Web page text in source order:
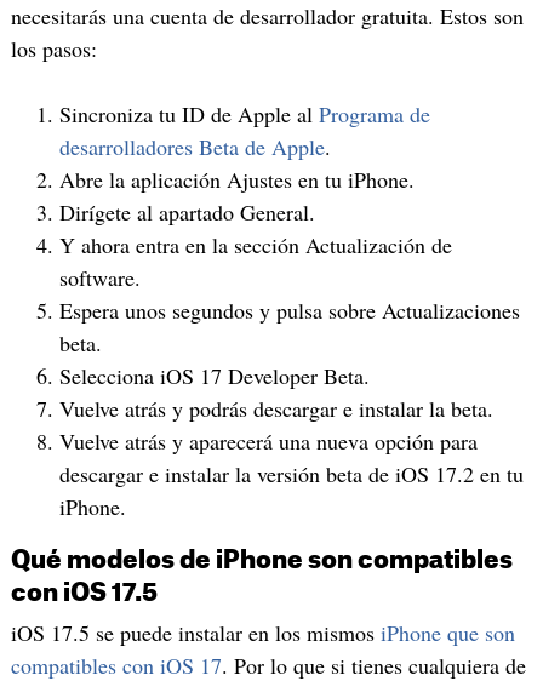
necesitarás una cuenta de desarrollador gratuita. Estos son
los pasos:
Sincroniza tu ID de Apple al Programa de
desarrolladores Beta de Apple.
Abre la aplicación Ajustes en tu iPhone.
Dirígete al apartado General.
Y ahora entra en la sección Actualización de
software.
Espera unos segundos y pulsa sobre Actualizaciones
beta.
Selecciona iOS 17 Developer Beta.
Vuelve atrás y podrás descargar e instalar la beta.
Vuelve atrás y aparecerá una nueva opción para
descargar e instalar la versión beta de iOS 17.2 en tu
iPhone.
Qué modelos de iPhone son compatibles
con iOS 17.5
iOS 17.5 se puede instalar en los mismos iPhone que son
compatibles con iOS 17. Por lo que si tienes cualquiera de